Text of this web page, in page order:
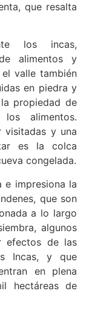
que resalta
los incas,
alimentos y
valle también
en piedra y
propiedad de
alimentos.
visitadas y una
es la colca
congelada.
e impresiona la
que son
a lo largo
algunos
efectos de las
Incas, y que
en plena
hectáreas de